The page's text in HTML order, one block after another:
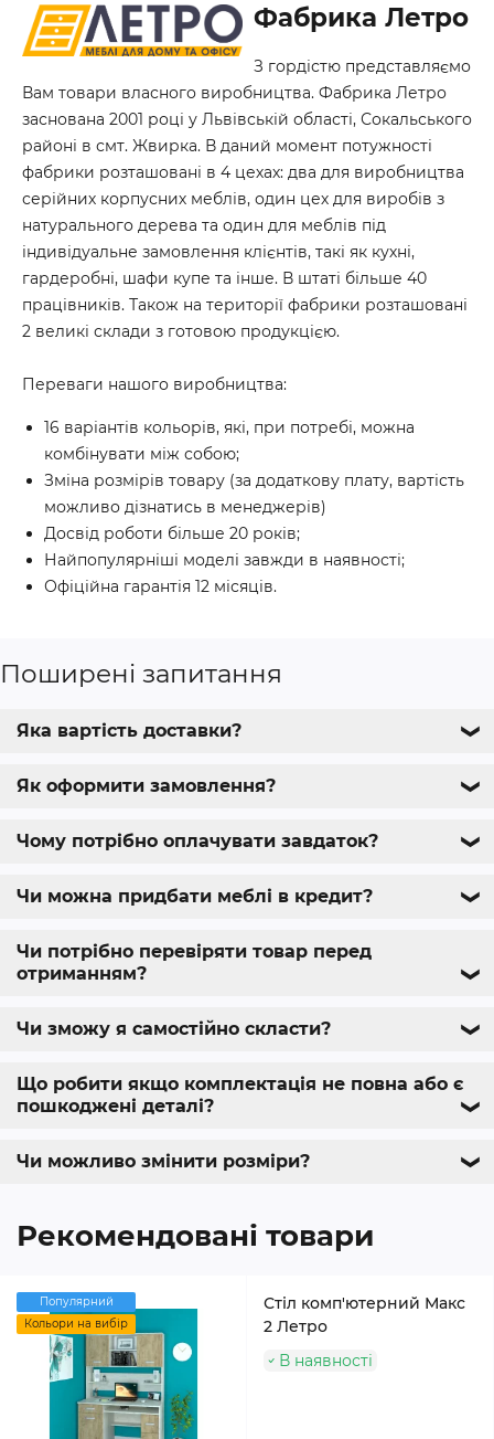
Фабрика Летро
З гордістю представляємо
Вам товари власного виробництва. Фабрика Летро
заснована 2001 році у Львівській області, Сокальського
районі в смт. Жвирка. В даний момент потужності
фабрики розташовані в 4 цехах: два для виробництва
серійних корпусних меблів, один цех для виробів з
натурального дерева та один для меблів під
індивідуальне замовлення клієнтів, такі як кухні,
гардеробні, шафи купе та інше. В штаті більше 40
працівників. Також на території фабрики розташовані
2 великі склади з готовою продукцією.
Переваги нашого виробництва:
16 варіантів кольорів, які, при потребі, можна
комбінувати між собою;
Зміна розмірів товару (за додаткову плату, вартість
можливо дізнатись в менеджерів)
Досвід роботи більше 20 років;
Найпопулярніші моделі завжди в наявності;
Офіційна гарантія 12 місяців.
Поширені запитання
Яка вартість доставки? ❯
Як оформити замовлення? ❯
Чому потрібно оплачувати завдаток? ❯
Чи можна придбати меблі в кредит? ❯
Чи потрібно перевіряти товар перед
отриманням?
❯
Чи зможу я самостійно скласти? ❯
Що робити якщо комплектація не повна або є
пошкоджені деталі?
❯
Чи можливо змінити розміри? ❯
Рекомендовані товари
Популярний
Кольори на вибір
Стіл комп'ютерний Макс
2 Летро
В наявності